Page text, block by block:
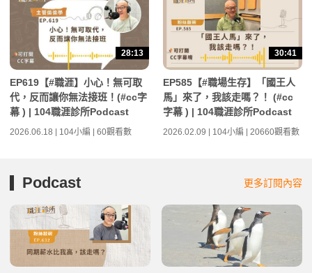
28:13
EP619【#職涯】小心！無可取
代，反而讓你無法接班！(#cc字
幕 ) | 104職涯診所Podcast
2026.06.18 | 104小編 | 60觀看數
30:41
EP585【#職場生存】「國王人
馬」來了，我該走嗎？！ (#cc
字幕 ) | 104職涯診所Podcast
2026.02.09 | 104小編 | 20660觀看數
Podcast 更多訂閱內容